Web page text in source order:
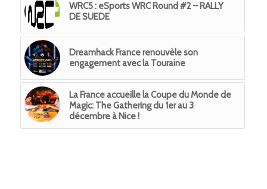
WRC5 : eSports WRC Round #2 – RALLY
DE SUEDE
Dreamhack France renouvèle son
engagement avec la Touraine
La France accueille la Coupe du Monde de
Magic: The Gathering du 1er au 3
décembre à Nice !